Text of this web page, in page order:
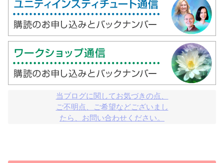
当ブログに関してお気づきの点、
ご不明点、ご希望などございまし
たら、お問い合わせください。